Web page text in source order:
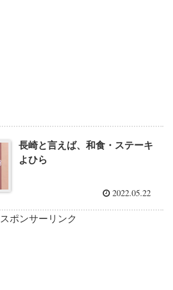
長崎と言えば、和食・ステーキ
よひら
2022.05.22
スポンサーリンク